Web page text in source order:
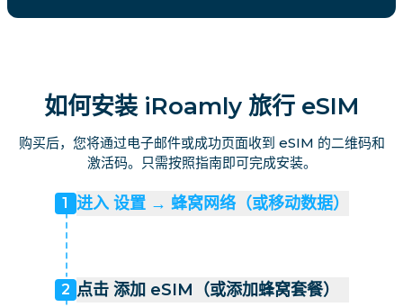
如何安装 iRoamly 旅行 eSIM
购买后，您将通过电子邮件或成功页面收到 eSIM 的二维码和
激活码。只需按照指南即可完成安装。
1 进入 设置 → 蜂窝网络（或移动数据）
2 点击 添加 eSIM（或添加蜂窝套餐）